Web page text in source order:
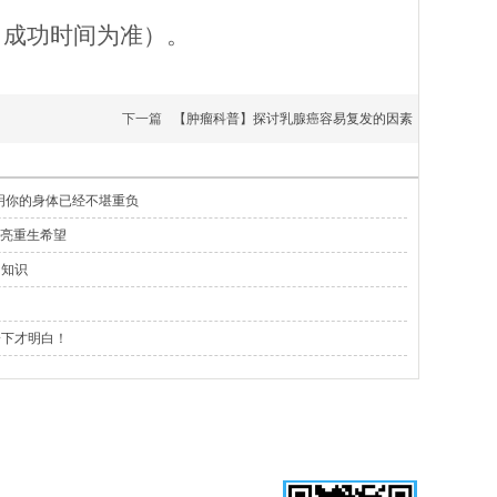
功时间为准）。
下一篇 【肿瘤科普】探讨乳腺癌容易复发的因素
的身体已经不堪重负
重生希望
识
才明白！